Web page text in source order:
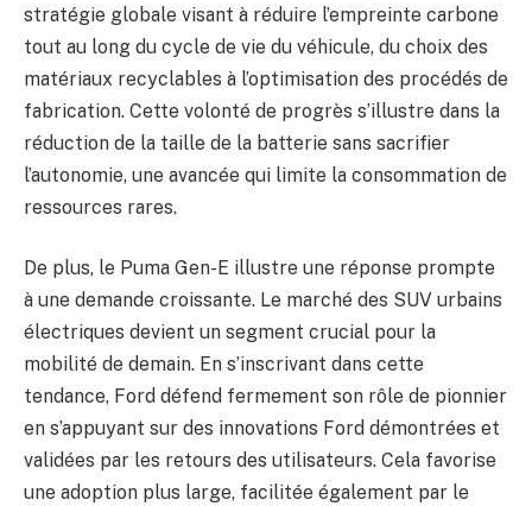
stratégie globale visant à réduire l’empreinte carbone
tout au long du cycle de vie du véhicule, du choix des
matériaux recyclables à l’optimisation des procédés de
fabrication. Cette volonté de progrès s’illustre dans la
réduction de la taille de la batterie sans sacrifier
l’autonomie, une avancée qui limite la consommation de
ressources rares.
De plus, le Puma Gen-E illustre une réponse prompte
à une demande croissante. Le marché des SUV urbains
électriques devient un segment crucial pour la
mobilité de demain. En s’inscrivant dans cette
tendance, Ford défend fermement son rôle de pionnier
en s’appuyant sur des innovations Ford démontrées et
validées par les retours des utilisateurs. Cela favorise
une adoption plus large, facilitée également par le